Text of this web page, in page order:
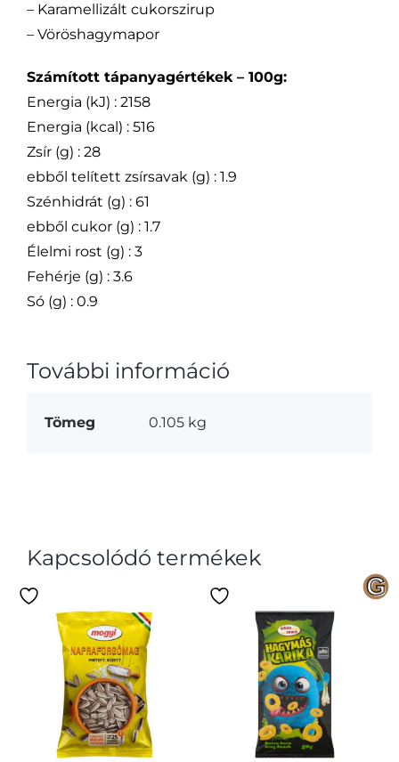
– Karamellizált cukorszirup
– Vöröshagymapor
Számított tápanyagértékek – 100g:
Energia (kJ) : 2158
Energia (kcal) : 516
Zsír (g) : 28
ebből telített zsírsavak (g) : 1.9
Szénhidrát (g) : 61
ebből cukor (g) : 1.7
Élelmi rost (g) : 3
Fehérje (g) : 3.6
Só (g) : 0.9
További információ
Tömeg 0.105 kg
Kapcsolódó termékek